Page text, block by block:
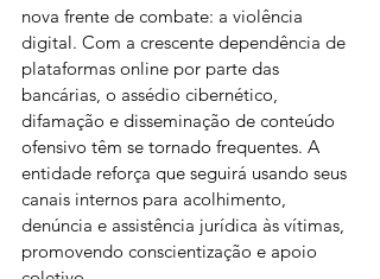
nova frente de combate: a violência
digital. Com a crescente dependência de
plataformas online por parte das
bancárias, o assédio cibernético,
difamação e disseminação de conteúdo
ofensivo têm se tornado frequentes. A
entidade reforça que seguirá usando seus
canais internos para acolhimento,
denúncia e assistência jurídica às vítimas,
promovendo conscientização e apoio